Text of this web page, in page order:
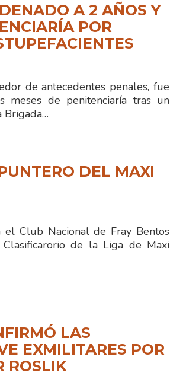
A 2 AÑOS Y
POR
de antecedentes penales, fue
meses de penitenciaría tras un
Brigada…
DEL MAXI
Club Nacional de Fray Bentos
de la Liga de Maxi
LAS
EXMILITARES POR
ROSLIK